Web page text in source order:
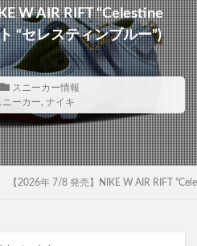
W AIR RIFT “Celestine
“セレスティンブルー”)
スニーカー情報
ニーカー, ナイキ
【2026年 7/8 発売】NIKE W AIR RIFT